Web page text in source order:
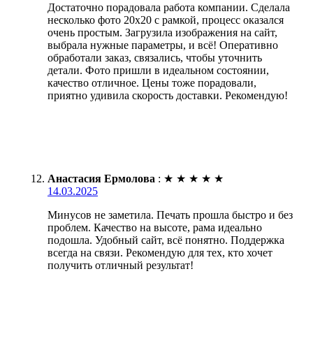
Достаточно порадовала работа компании. Сделала
несколько фото 20х20 с рамкой, процесс оказался
очень простым. Загрузила изображения на сайт,
выбрала нужные параметры, и всё! Оперативно
обработали заказ, связались, чтобы уточнить
детали. Фото пришли в идеальном состоянии,
качество отличное. Цены тоже порадовали,
приятно удивила скорость доставки. Рекомендую!
Анастасия Ермолова : ★ ★ ★ ★ ★
14.03.2025
Минусов не заметила. Печать прошла быстро и без
проблем. Качество на высоте, рама идеально
подошла. Удобный сайт, всё понятно. Поддержка
всегда на связи. Рекомендую для тех, кто хочет
получить отличный результат!